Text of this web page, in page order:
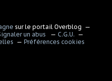
sur le portail Overblog
un abus
C.G.U.
Préférences cookies